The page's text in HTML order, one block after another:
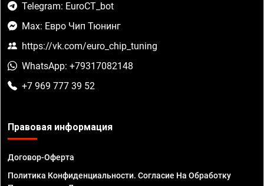
Telegram: EuroCT_bot
Max: Евро Чип Тюнинг
https://vk.com/euro_chip_tuning
WhatsApp: +79317082148
+7 969 777 39 52
Правовая информация
Договор-Оферта
Политика Конфиденциальности. Согласие На Обработку